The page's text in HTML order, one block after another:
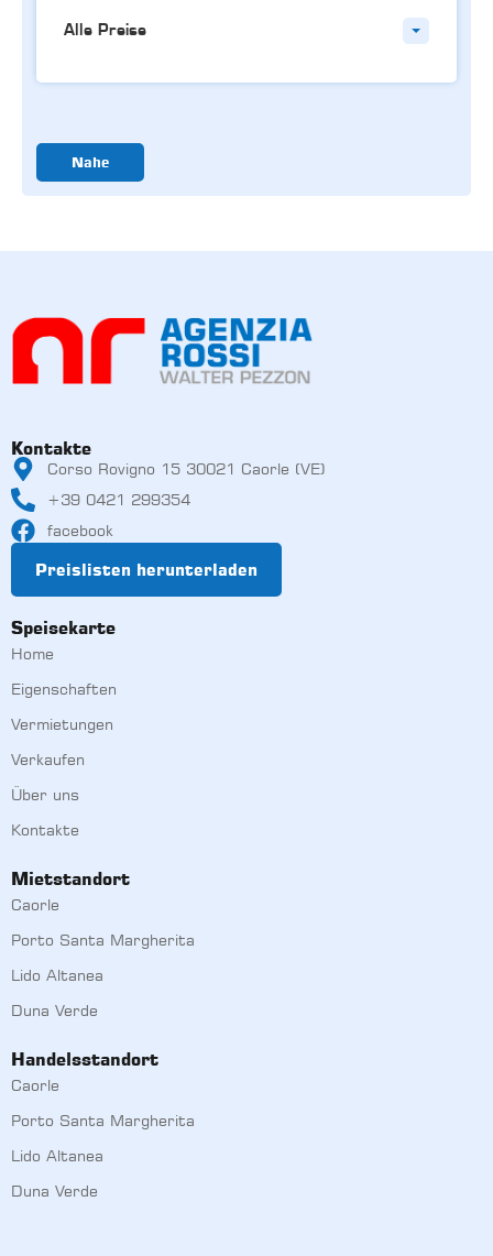
Alle Preise
Nahe
Kontakte
Corso Rovigno 15 30021 Caorle (VE)
+39 0421 299354
facebook
Preislisten herunterladen
Speisekarte
Home
Eigenschaften
Vermietungen
Verkaufen
Über uns
Kontakte
Mietstandort
Caorle
Porto Santa Margherita
Lido Altanea
Duna Verde
Handelsstandort
Caorle
Porto Santa Margherita
Lido Altanea
Duna Verde